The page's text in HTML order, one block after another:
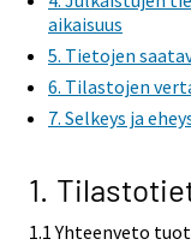
aikaisuus
5. Tietojen
6. Tilastojen
7. Selkeys ja
1.
1.1 Yhteenveto